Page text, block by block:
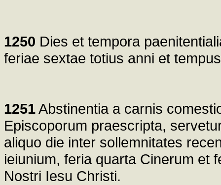
1250 Dies et tempora
feriae sextae totius anni et
1251Abstinentia a carnis
Episcoporum praescripta,
aliquo die inter sollemnitates
ieiunium, feria quarta Cinerum et
Nostri Iesu Christi.